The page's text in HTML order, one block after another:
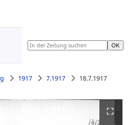
1917 7.1917 18.7.1917